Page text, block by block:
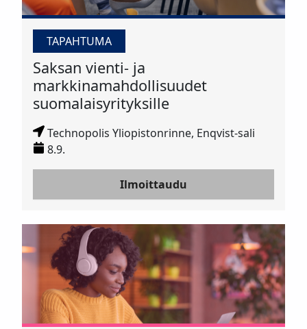
TAPAHTUMA
Saksan vienti- ja
markkinamahdollisuudet
suomalaisyrityksille
Technopolis Yliopistonrinne, Enqvist-sali
8.9.
Ilmoittaudu